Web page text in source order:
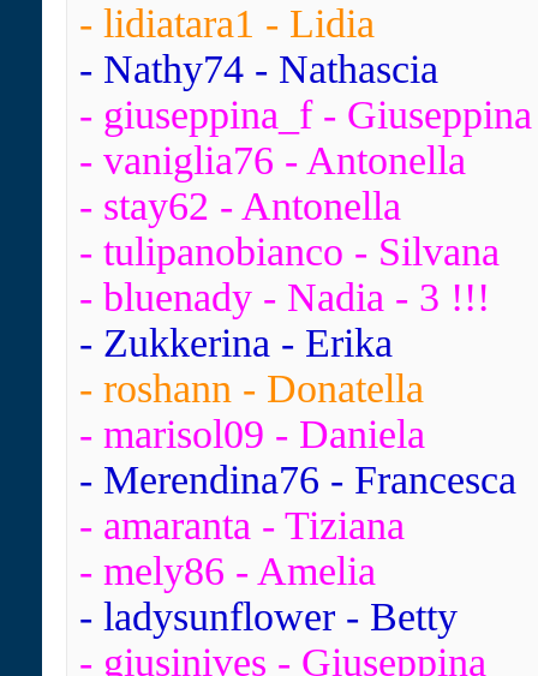
- lidiatara1 - Lidia
- Nathy74 - Nathascia
- giuseppina_f - Giuseppina
- vaniglia76 - Antonella
- stay62 - Antonella
- tulipanobianco - Silvana
- bluenady - Nadia - 3 !!!
- Zukkerina - Erika
- roshann - Donatella
- marisol09 - Daniela
- Merendina76 - Francesca
- amaranta - Tiziana
- mely86 - Amelia
- ladysunflower - Betty
- giusinives - Giuseppina